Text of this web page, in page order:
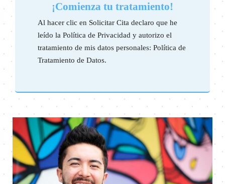
¡Comienza tu tratamiento!
Al hacer clic en Solicitar Cita declaro que he
leído la Política de Privacidad y autorizo el
tratamiento de mis datos personales: Política de
Tratamiento de Datos.